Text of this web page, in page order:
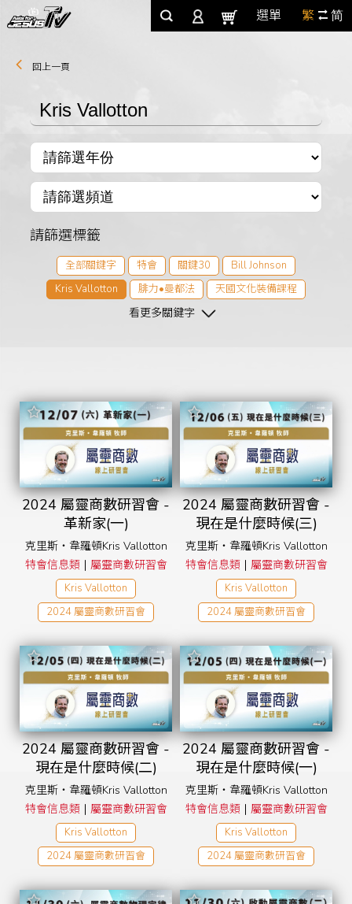
選單 繁 简
回上一頁
請篩選標籤
全部關鍵字 特會 關鍵30
Bill Johnson
Kris Vallotton
腓力•曼都法
天國文化裝備課程
2021天國文化特會
Eric B. Johnson
2023超自然家庭研習會
Seth Dahl
黃國倫
周巽正&蕭雅文
2024天國文化特會
2024兒童事工研習會
2024 兩性婚姻研習會
2024青吶特會
2024 屬靈商數研習會
周巽光
李協聰
晏信中 周巽正
2025青吶特會
2026智慧管家財務學
看更多關鍵字
2024 屬靈商數研習會 -
革新家(一)
克里斯‧韋羅頓Kris Vallotton
特會信息類 | 屬靈商數研習會
Kris Vallotton
2024 屬靈商數研習會
2024 屬靈商數研習會 -
現在是什麼時候(三)
克里斯‧韋羅頓Kris Vallotton
特會信息類 | 屬靈商數研習會
Kris Vallotton
2024 屬靈商數研習會
2024 屬靈商數研習會 -
現在是什麼時候(二)
克里斯‧韋羅頓Kris Vallotton
特會信息類 | 屬靈商數研習會
Kris Vallotton
2024 屬靈商數研習會
2024 屬靈商數研習會 -
現在是什麼時候(一)
克里斯‧韋羅頓Kris Vallotton
特會信息類 | 屬靈商數研習會
Kris Vallotton
2024 屬靈商數研習會